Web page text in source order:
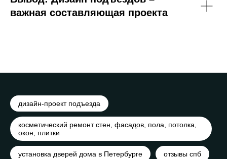
важная составляющая проекта
дизайн-проект подъезда
косметический ремонт стен, фасадов, пола, потолка,
окон, плитки
установка дверей дома в Петербурге отзывы спб